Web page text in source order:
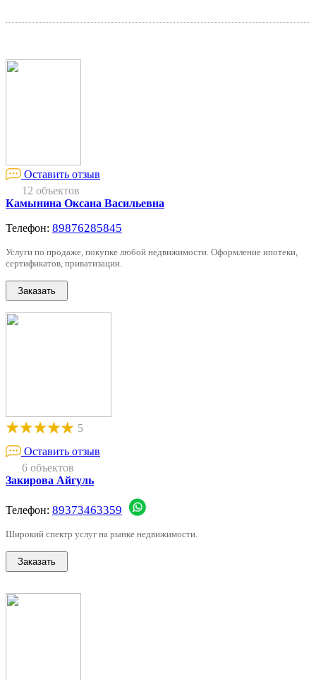
Оставить отзыв
12 объектов
Камынина Оксана Васильевна
Телефон: 89876285845
Услуги по продаже, покупке любой недвижимости. Оформление ипотеки,
сертификатов, приватизации.
5
Оставить отзыв
6 объектов
Закирова Айгуль
Телефон: 89373463359
Широкий спектр услуг на рынке недвижимости.